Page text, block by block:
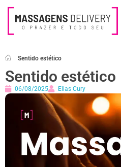
Sentido estético
Sentido estético
06/08/2025 Elias Cury